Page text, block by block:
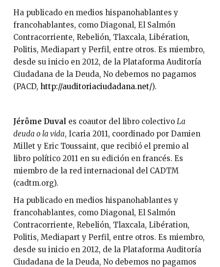
Ha publicado en medios hispanohablantes y
francohablantes, como Diagonal, El Salmón
Contracorriente, Rebelión, Tlaxcala, Libération,
Politis, Mediapart y Perfil, entre otros. Es miembro,
desde su inicio en 2012, de la Plataforma Auditoría
Ciudadana de la Deuda, No debemos no pagamos
(PACD, http://auditoriaciudadana.net/).
Jérôme Duval es coautor del libro colectivo La
deuda o la vida, Icaria 2011, coordinado por Damien
Millet y Eric Toussaint, que recibió el premio al
libro político 2011 en su edición en francés. Es
miembro de la red internacional del CADTM
(cadtm.org).
Ha publicado en medios hispanohablantes y
francohablantes, como Diagonal, El Salmón
Contracorriente, Rebelión, Tlaxcala, Libération,
Politis, Mediapart y Perfil, entre otros. Es miembro,
desde su inicio en 2012, de la Plataforma Auditoría
Ciudadana de la Deuda, No debemos no pagamos